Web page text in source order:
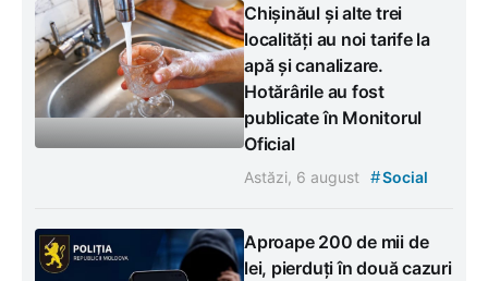
Chișinăul și alte trei
localități au noi tarife la
apă și canalizare.
Hotărârile au fost
publicate în Monitorul
Oficial
Astăzi, 6 august #Social
Aproape 200 de mii de
lei, pierduți în două cazuri